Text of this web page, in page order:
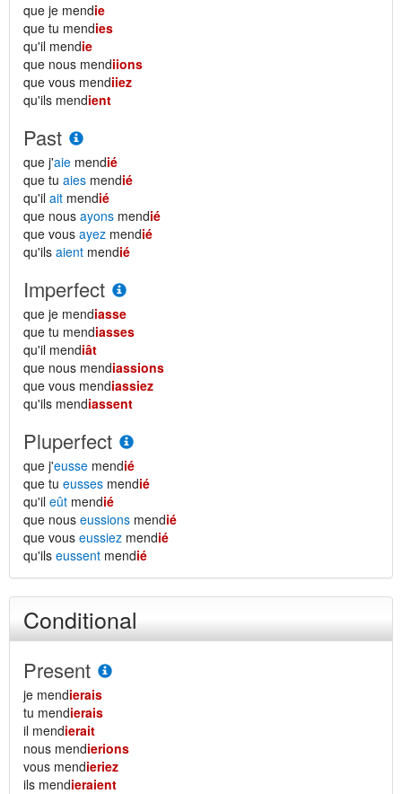
que je mendie
que tu mendies
qu'il mendie
que nous mendiions
que vous mendiiez
qu'ils mendient
Past
que j'aie mendié
que tu aies mendié
qu'il ait mendié
que nous ayons mendié
que vous ayez mendié
qu'ils aient mendié
Imperfect
que je mendiasse
que tu mendiasses
qu'il mendiât
que nous mendiassions
que vous mendiassiez
qu'ils mendiassent
Pluperfect
que j'eusse mendié
que tu eusses mendié
qu'il eût mendié
que nous eussions mendié
que vous eussiez mendié
qu'ils eussent mendié
Conditional
Present
je mendierais
tu mendierais
il mendierait
nous mendierions
vous mendieriez
ils mendieraient